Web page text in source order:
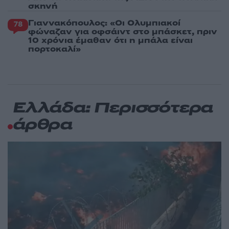
σκηνή
78 Γιαννακόπουλος: «Οι Ολυμπιακοί
φώναζαν για οφσάιντ στο μπάσκετ, πριν
10 χρόνια έμαθαν ότι η μπάλα είναι
πορτοκαλί»
Ελλάδα: Περισσότερα
άρθρα